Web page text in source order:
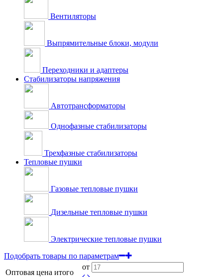
Вентиляторы
Выпрямительные блоки, модули
Переходники и адаптеры
Стабилизаторы напряжения
Автотрансформаторы
Однофазные стабилизаторы
Трехфазные стабилизаторы
Тепловые пушки
Газовые тепловые пушки
Дизельные тепловые пушки
Электрические тепловые пушки
Подобрать товары по параметрам
Оптовая цена итого
от